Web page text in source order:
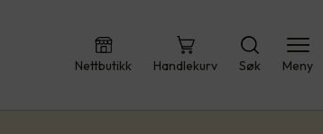
Nettbutikk Handlekurv Søk Meny